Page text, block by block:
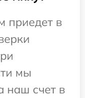
приедет в
мы
наш счет в